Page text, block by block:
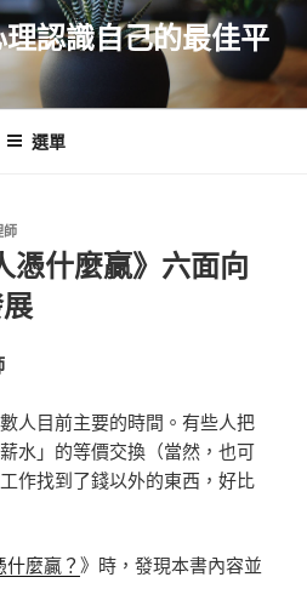
認識自己的最佳平
選單
師
憑什麼贏》六面向
人目前主要的時間。有些人把
水」的等價交換（當然，也可
作找到了錢以外的東西，好比
麼贏？》時，發現本書內容並